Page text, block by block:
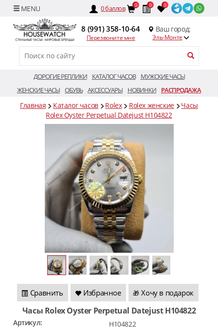
0баллов 0 0 0
8 (991) 358-10-64
Перезвоните мне
Ваш город:
Эль-Монте
ДОРОГИЕ РЕПЛИКИ КАТАЛОГ ЧАСОВ
МУЖСКИЕ ЧАСЫ
ЖЕНСКИЕ ЧАСЫ ОБУВЬ АКСЕССУАРЫ НОВИНКИ РАСПРОДАЖА
Главная Каталог часов Rolex Rolex женские
Часы
Rolex Oyster Perpetual Datejust H104822
Сравнить Избранное 🎁 Хочу в подарок
Часы Rolex Oyster Perpetual Datejust H104822
Артикул:
H104822